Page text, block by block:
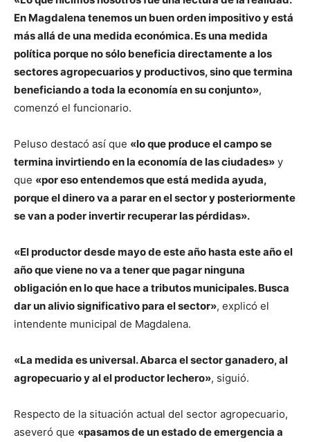
En Magdalena tenemos un buen orden impositivo y está
más allá de una medida económica. Es una medida
política porque no sólo beneficia directamente a los
sectores agropecuarios y productivos, sino que termina
beneficiando a toda la economía en su conjunto»,
comenzó el funcionario.
Peluso destacó así que «lo que produce el campo se
termina invirtiendo en la economía de las ciudades» y
que «por eso entendemos que está medida ayuda,
porque el dinero va a parar en el sector y posteriormente
se van a poder invertir recuperar las pérdidas».
«El productor desde mayo de este año hasta este año el
año que viene no va a tener que pagar ninguna
obligación en lo que hace a tributos municipales. Busca
dar un alivio significativo para el sector», explicó el
intendente municipal de Magdalena.
«La medida es universal. Abarca el sector ganadero, al
agropecuario y al el productor lechero», siguió.
Respecto de la situación actual del sector agropecuario,
aseveró que «pasamos de un estado de emergencia a